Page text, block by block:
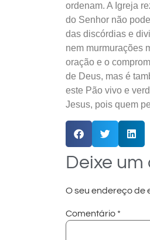
ordenam. A Igreja
do Senhor não
das discórdias e
nem murmurações
oração e o
de Deus, mas é
este Pão vivo e
Jesus, pois quem
Deixe
O seu endereço de
Comentário *